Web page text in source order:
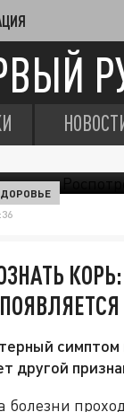
симптом
другой
болезни